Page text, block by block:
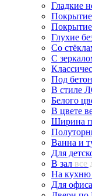
Гладкие
Глухие
Со
С
Под
В стиле
Белого
В цвете
Ширина
Ванна и
Для
В зал все
На кухню
Для офиса